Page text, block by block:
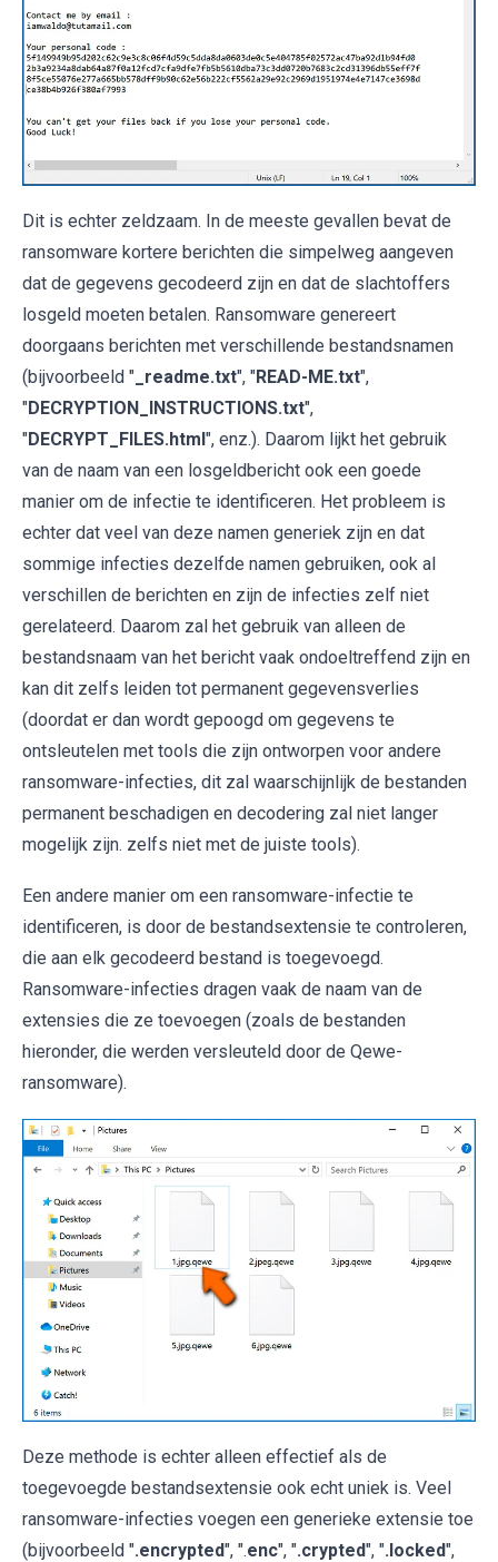
Dit is echter zeldzaam. In de meeste gevallen bevat de
ransomware kortere berichten die simpelweg aangeven
dat de gegevens gecodeerd zijn en dat de slachtoffers
losgeld moeten betalen. Ransomware genereert
doorgaans berichten met verschillende bestandsnamen
(bijvoorbeeld " _readme.txt", "READ-ME.txt",
"DECRYPTION_INSTRUCTIONS.txt",
"DECRYPT_FILES.html", enz.). Daarom lijkt het gebruik
van de naam van een losgeldbericht ook een goede
manier om de infectie te identificeren. Het probleem is
echter dat veel van deze namen generiek zijn en dat
sommige infecties dezelfde namen gebruiken, ook al
verschillen de berichten en zijn de infecties zelf niet
gerelateerd. Daarom zal het gebruik van alleen de
bestandsnaam van het bericht vaak ondoeltreffend zijn en
kan dit zelfs leiden tot permanent gegevensverlies
(doordat er dan wordt gepoogd om gegevens te
ontsleutelen met tools die zijn ontworpen voor andere
ransomware-infecties, dit zal waarschijnlijk de bestanden
permanent beschadigen en decodering zal niet langer
mogelijk zijn. zelfs niet met de juiste tools).
Een andere manier om een ​​ransomware-infectie te
identificeren, is door de bestandsextensie te controleren,
die aan elk gecodeerd bestand is toegevoegd.
Ransomware-infecties dragen vaak de naam van de
extensies die ze toevoegen (zoals de bestanden
hieronder, die werden versleuteld door de Qewe-
ransomware).
Deze methode is echter alleen effectief als de
toegevoegde bestandsextensie ook echt uniek is. Veel
ransomware-infecties voegen een generieke extensie toe
(bijvoorbeeld ".encrypted", ".enc", ".crypted", ".locked",